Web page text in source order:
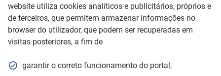
website utiliza cookies analíticos e publicitários, próprios e
de terceiros, que permitem armazenar informações no
browser do utilizador, que podem ser recuperadas em
visitas posteriores, a fim de
garantir o correto funcionamento do portal,